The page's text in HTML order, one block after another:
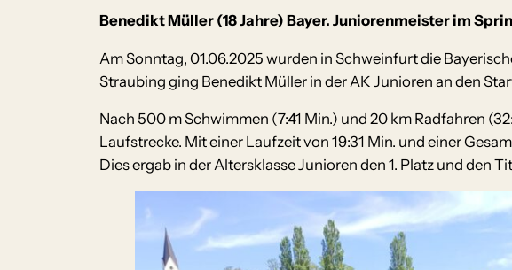
Benedikt Müller (18 Jahre) Bayer. Juniorenmeister im
Am Sonntag, 01.06.2025 wurden in Schweinfurt die
Straubing ging Benedikt Müller in der AK Junioren an den
Nach 500 m Schwimmen (7:41 Min.) und 20 km Radfahren
Laufstrecke. Mit einer Laufzeit von 19:31 Min. und einer
Dies ergab in der Altersklasse Junioren den 1. Platz und den